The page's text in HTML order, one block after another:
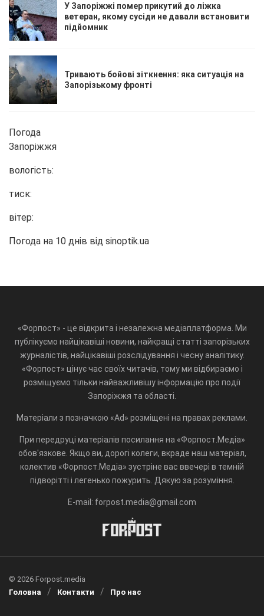
У Запоріжжі помер прикутий до ліжка
ветеран, якому сусіди не давали встановити
підйомник
Тривають бойові зіткнення: яка ситуація на
Запорізькому фронті
Погода
Запоріжжя
вологість:
тиск:
вітер:
Погода на 10 днів від sinoptik.ua
«Форпост» - це відкрита і незалежна медіаплатформа. Ми
публікуємо найцікавіші новини, найкращі статті запорізьких
журналістів, найцікавіші розслідування і чесну аналітику.
«Форпост» цінує час своїх читачів, тому ми відбираємо і
розміщуємо тільки найважливішу інформацію про події
Запоріжжя та області.
Матеріали з позначкою «Ad» розміщені на правах реклами.
При передруці матеріалів посилання на «Форпост.Медіа»
обов'язкове. Якщо ви, дорогі колеги, вкраде наш матеріал,
колектив «Форпост.Медіа» зустріне вас ввечері в темній
підворітті і легенько пожурить. Дякую за розуміння.
E-mail: forpost.media@gmail.com
© 2026 Forpost.media
Головна
Контакти Про нас